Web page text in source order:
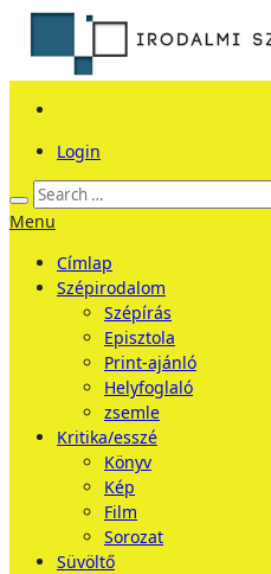
Login
Menu
Címlap
Szépirodalom
Szépírás
Episztola
Print-ajánló
Helyfoglaló
zsemle
Kritika/esszé
Könyv
Kép
Film
Sorozat
Süvöltő